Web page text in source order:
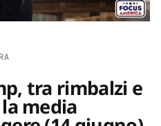
tra rimbalzi e
media